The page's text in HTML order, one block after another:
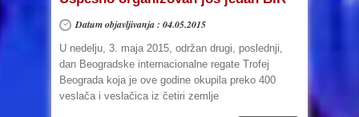
Datum objavljivanja : 04.05.2015
U nedelju, 3. maja 2015, održan drugi, poslednji,
dan Beogradske internacionalne regate Trofej
Beograda koja je ove godine okupila preko 400
veslača i veslačica iz četiri zemlje